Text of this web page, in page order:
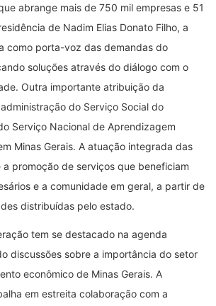
abrange mais de 750 mil empresas e 51
de Nadim Elias Donato Filho, a
como porta-voz das demandas do
soluções através do diálogo com o
Outra importante atribuição da
do Serviço Social do
Serviço Nacional de Aprendizagem
Minas Gerais. A atuação integrada das
promoção de serviços que beneficiam
e a comunidade em geral, a partir de
distribuídas pelo estado.
tem se destacado na agenda
discussões sobre a importância do setor
econômico de Minas Gerais. A
em estreita colaboração com a